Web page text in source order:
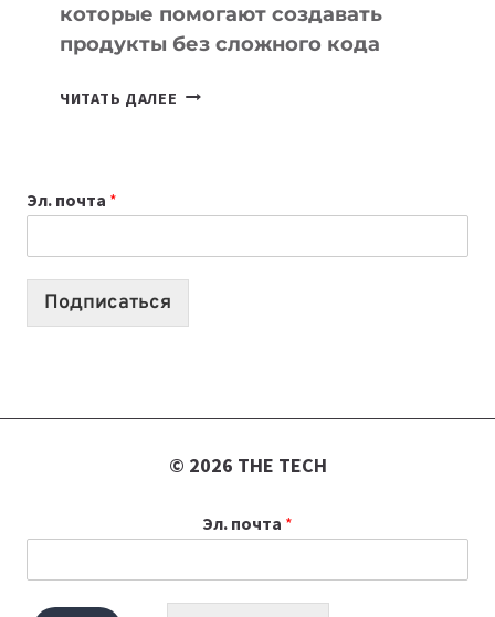
которые помогают создавать
продукты без сложного кода
ЧИТАТЬ ДАЛЕЕ 7
СОЗДАВАТЬ
ПРОДУКТЫ
Эл. почта *
Подписаться
© 2026 THE TECH
Эл. почта *